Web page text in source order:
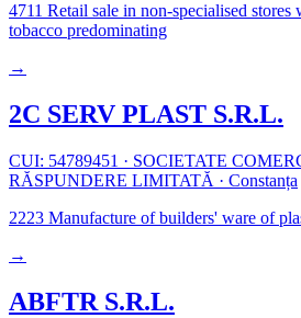
4711 Retail sale in non-specialised stores
tobacco predominating
→
2C SERV PLAST S.R.L.
CUI: 54789451 · SOCIETATE
RĂSPUNDERE LIMITATĂ · Constanța
2223 Manufacture of builders' ware of
→
ABFTR S.R.L.